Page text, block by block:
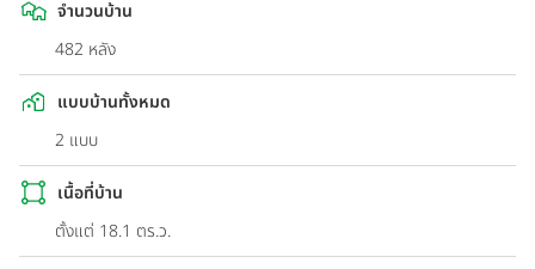
จำนวนบ้าน
482 หลัง
แบบบ้านทั้งหมด
2 แบบ
เนื้อที่บ้าน
ตั้งแต่ 18.1 ตร.ว.